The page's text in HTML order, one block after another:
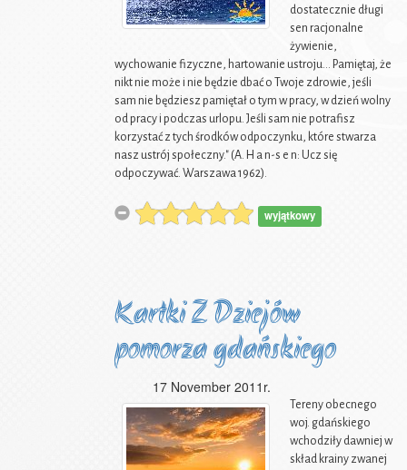
dostatecznie długi
sen racjonalne
żywienie,
wychowanie fizyczne, hartowanie ustroju... Pamiętaj, że
nikt nie może i nie będzie dbać o Twoje zdrowie, jeśli
sam nie będziesz pamiętał o tym w pracy, w dzień wolny
od pracy i podczas urlopu. Jeśli sam nie potrafisz
korzystać z tych środków odpoczynku, które stwarza
nasz ustrój społeczny." (A. H a n-s e n: Ucz się
odpoczywać. Warszawa 1962).
wyjątkowy
Kartki Z Dziejów
pomorza gdańskiego
17 November 2011r.
Tereny obecnego
woj. gdańskiego
wchodziły dawniej w
skład krainy zwanej